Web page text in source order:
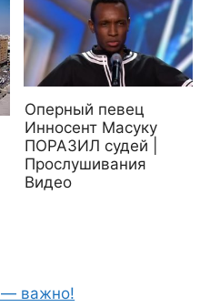
Оперный певец
Инносент Масуку
ПОРАЗИЛ судей |
Прослушивания
Видео
— важно!